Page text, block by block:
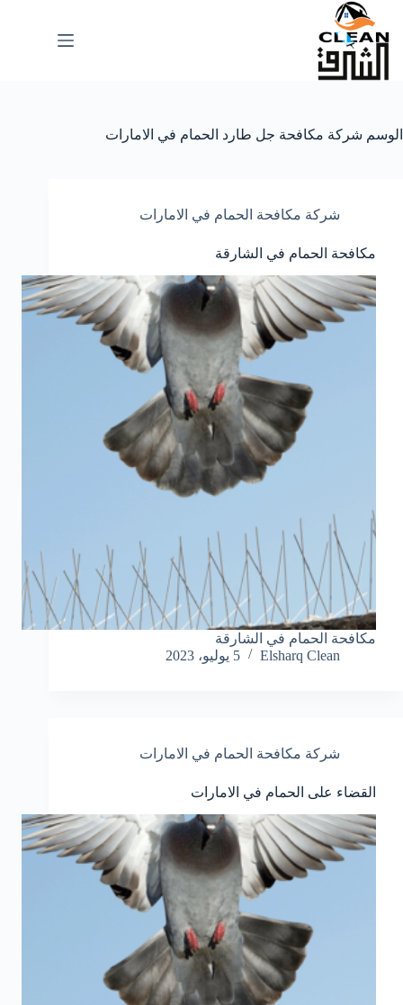
التجاوز
المحتوى
الوسم شركة مكافحة جل طارد الحمام في الامارات
شركة مكافحة الحمام في الامارات
مكافحة الحمام في الشارقة
مكافحة الحمام في الشارقة
Elsharq Clean
5 يوليو، 2023
شركة مكافحة الحمام في الامارات
القضاء على الحمام في الامارات